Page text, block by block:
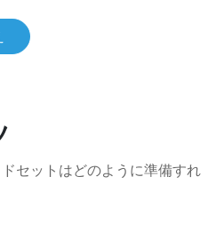
セットはどのように準備すれ